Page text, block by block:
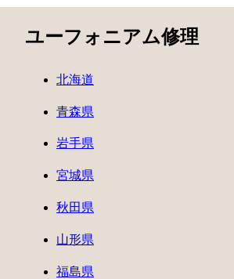
ユーフォニアム修理
北海道
青森県
岩手県
宮城県
秋田県
山形県
福島県